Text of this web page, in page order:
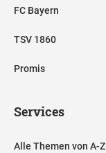
FC Bayern
TSV 1860
Promis
Services
Alle Themen von A-Z